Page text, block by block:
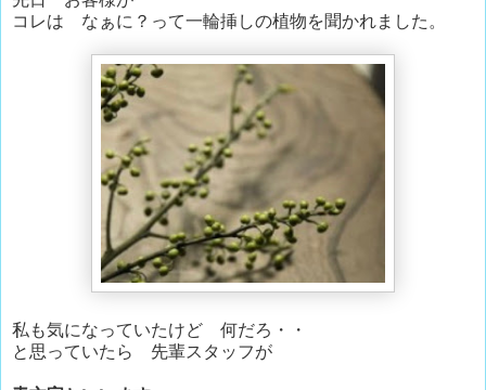
コレは なぁに？って一輪挿しの植物を聞かれました。
私も気になっていたけど 何だろ・・
と思っていたら 先輩スタッフが